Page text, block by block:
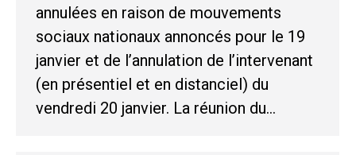
annulées en raison de mouvements
sociaux nationaux annoncés pour le 19
janvier et de l’annulation de l’intervenant
(en présentiel et en distanciel) du
vendredi 20 janvier. La réunion du…